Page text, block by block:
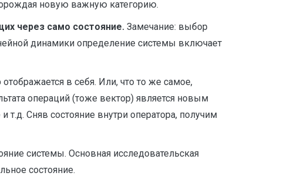
новую важную категорию.
через само состояние. Замечание: выбор
динамики определение системы включает
в себя. Или, что то же самое,
операций (тоже вектор) является новым
т.д. Сняв состояние внутри оператора, получим
системы. Основная исследовательская
состояние.